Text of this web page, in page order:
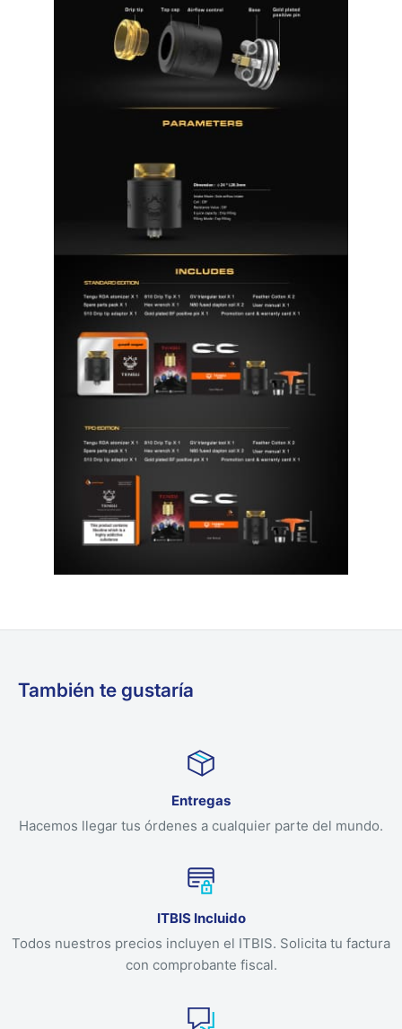
También te gustaría
Entregas
Hacemos llegar tus órdenes a cualquier parte del mundo.
ITBIS Incluido
Todos nuestros precios incluyen el ITBIS. Solicita tu factura
con comprobante fiscal.